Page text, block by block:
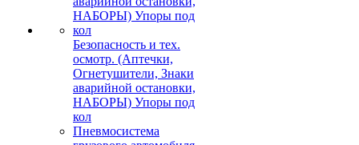
Безопасность и тех.
осмотр. (Аптечки,
Огнетушители, Знаки
аварийной остановки,
НАБОРЫ) Упоры под
кол
Пневмосистема